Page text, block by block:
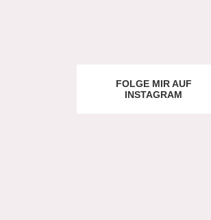
FOLGE MIR AUF
INSTAGRAM